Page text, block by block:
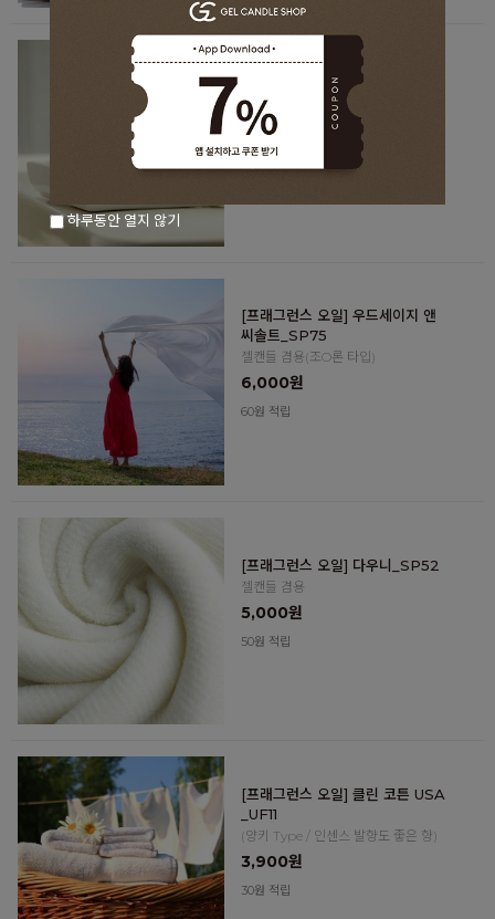
[프래그런스 오일] 라베뉴즈(목욕
하는 여인, 불리1803 타입)_SP71
젤캔들 겸용(불O 1803 타입)
5,000원
50원 적립
[프래그런스 오일] 우드세이지 앤
씨솔트_SP75
젤캔들 겸용(조O론 타입)
6,000원
60원 적립
[프래그런스 오일] 다우니_SP52
젤캔들 겸용
5,000원
50원 적립
[프래그런스 오일] 클린 코튼 USA
_UF11
(양키 Type / 인센스 발향도 좋은 향)
3,900원
30원 적립
하루동안 열지 않기